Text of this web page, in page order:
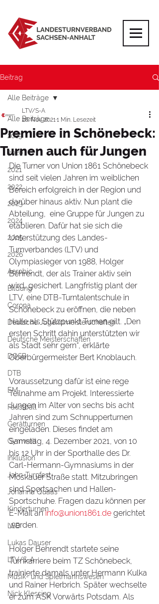
Beitrag
Alle Beiträge
2019
2020
2021
2022
2023
2024
2025
2026
Aerobic
Bildung
Corona
Deutsche Jugendmeisterschaften
Deutsche Meisterschaften
DOSB
DTB
EM
Faustball
Gerätturnen
Gymwelt
Inklusion
Jahn-Turnfest
Johanna Quaas
Kinderturnen
LSB
Lukas Dauser
LTV/S-A
Musik- und Spielmannswesen
Nick Klessing
Alle Beiträge
Premiere in Schönebeck:
Turnen auch für Jungen
LTV/S-A
26. Nov. 20211 Min. Lesezeit
Die Turner von Union 1861 Schönebeck
sind seit vielen Jahren im weiblichen
Bereich erfolgreich in der Region und
darüber hinaus aktiv. Nun plant die
Abteilung,  eine Gruppe für Jungen zu
etablieren. Dafür hat sie sich die
Unterstützung des Landes-
Turnverbandes (LTV) und
Olympiasieger von 1988, Holger
Behrendt, der als Trainer aktiv sein
wird, gesichert. Langfristig plant der
LTV, eine DTB-Turntalentschule in
Schönebeck zu eröffnen, die neben
Halle als Stützpunkt Turnen gilt. „Den
ersten Schritt dahin unterstützten wir
als Stadt sehr gern“, erklärte
Oberbürgermeister Bert Knoblauch.
Voraussetzung dafür ist eine rege
Teilnahme am Projekt. Interessierte
Jungen im Alter von sechs bis acht
Jahren sind zum Schnupperturnen
eingeladen. Dieses findet am
Samstag, 4. Dezember 2021, von 10
bis 12 Uhr in der Sporthalle des Dr.
Carl-Hermann-Gymnasiums in der
Moskauer Straße statt. Mitzubringen
sind Sportsachen und Hallen-
Sportschuhe. Fragen dazu können per
E-Mail an info@union1861.de gerichtet
werden.
Holger Behrendt startete seine
Turnkarriere beim TZ Schönebeck,
trainierte damals unter Hermann Kulka
und Rainer Herbrich. Später wechselte
er zum ASK Vorwärts Potsdam. Als